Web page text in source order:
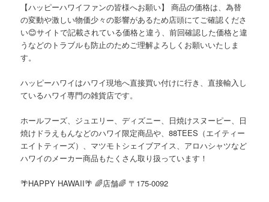
【ハッピーハワイファンの皆様へお願い】 商品の価格は、為替
の変動や激しい物価少々の影響があるため店頭にてご確認くださ
い😊サイトで記載されている価格と違う、前回確認した価格と違
うなどのトラブルも防止のためご理解よろしくお願いいたしま
す。
ハッピーハワイはハワイ現地へ直接買い付けに行き、直接輸入し
ているハワイ専門の雑貨店です。
ホールフーズ、ジュエリー、ディズニー、日焼けスヌーピー、日
焼けドラえもんなどのハワイ限定商品や、88TEES（エイティー
エイトティーズ）、マツモトシェイブアイス、アロハシャツなど
ハワイのメーカー商品もたくさん取り扱っています！
🌴HAPPY HAWAII🌴 🌈店舗🌈 〒175-0092